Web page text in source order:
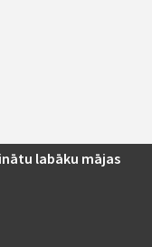
labāku mājas